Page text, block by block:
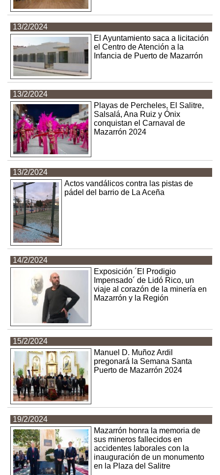
13/2/2024
El Ayuntamiento saca a licitación
el Centro de Atención a la
Infancia de Puerto de Mazarrón
13/2/2024
Playas de Percheles, El Salitre,
Salsalá, Ana Ruiz y Ónix
conquistan el Carnaval de
Mazarrón 2024
13/2/2024
Actos vandálicos contra las pistas de
pádel del barrio de La Aceña
14/2/2024
Exposición ´El Prodigio
Impensado´ de Lidó Rico, un
viaje al corazón de la minería en
Mazarrón y la Región
15/2/2024
Manuel D. Muñoz Ardil
pregonará la Semana Santa
Puerto de Mazarrón 2024
19/2/2024
Mazarrón honra la memoria de
sus mineros fallecidos en
accidentes laborales con la
inauguración de un monumento
en la Plaza del Salitre